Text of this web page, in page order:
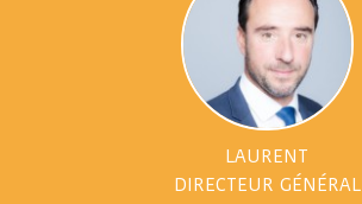
LAURENT
DIRECTEUR GÉNÉRAL